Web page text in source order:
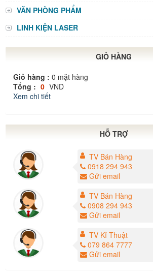
VĂN PHÒNG PHẨM
LINH KIỆN LASER
GIỎ HÀNG
Giỏ hàng : 0 mặt hàng
Tổng : 0 VND
Xem chi tiết
HỖ TRỢ
TV Bán Hàng
0918 294 943
Gửi email
TV Bán Hàng
0908 294 943
Gửi email
TV Kỉ Thuật
079 864 7777
Gửi email